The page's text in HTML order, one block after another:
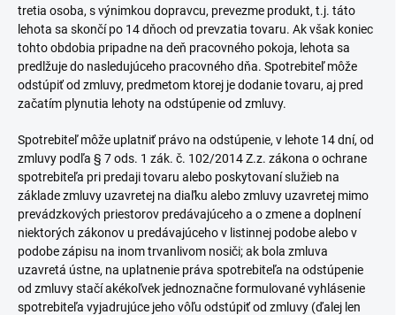
tretia osoba, s výnimkou dopravcu, prevezme produkt, t.j. táto
lehota sa skončí po 14 dňoch od prevzatia tovaru. Ak však koniec
tohto obdobia pripadne na deň pracovného pokoja, lehota sa
predlžuje do nasledujúceho pracovného dňa. Spotrebiteľ môže
odstúpiť od zmluvy, predmetom ktorej je dodanie tovaru, aj pred
začatím plynutia lehoty na odstúpenie od zmluvy.
Spotrebiteľ môže uplatniť právo na odstúpenie, v lehote 14 dní, od
zmluvy podľa § 7 ods. 1 zák. č. 102/2014 Z.z. zákona o ochrane
spotrebiteľa pri predaji tovaru alebo poskytovaní služieb na
základe zmluvy uzavretej na diaľku alebo zmluvy uzavretej mimo
prevádzkových priestorov predávajúceho a o zmene a doplnení
niektorých zákonov u predávajúceho v listinnej podobe alebo v
podobe zápisu na inom trvanlivom nosiči; ak bola zmluva
uzavretá ústne, na uplatnenie práva spotrebiteľa na odstúpenie
od zmluvy stačí akékoľvek jednoznačne formulované vyhlásenie
spotrebiteľa vyjadrujúce jeho vôľu odstúpiť od zmluvy (ďalej len